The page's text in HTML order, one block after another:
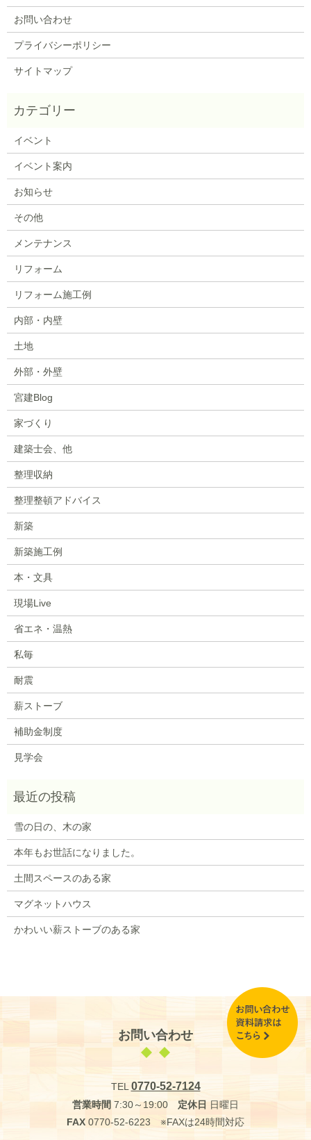
お問い合わせ
プライバシーポリシー
サイトマップ
イベント
イベント案内
お知らせ
その他
メンテナンス
リフォーム
リフォーム施工例
内部・内壁
土地
外部・外壁
宮建Blog
家づくり
建築士会、他
整理収納
整理整頓アドバイス
新築
新築施工例
本・文具
現場Live
省エネ・温熱
私毎
耐震
薪ストーブ
補助金制度
見学会
雪の日の、木の家
本年もお世話になりました。
土間スペースのある家
マグネットハウス
かわいい薪ストーブのある家
お問い合わせ
TEL0770-52-7124
営業時間 7:30～19:00 定休日 日曜日
FAX 0770-52-6223 ※FAXは24時間対応